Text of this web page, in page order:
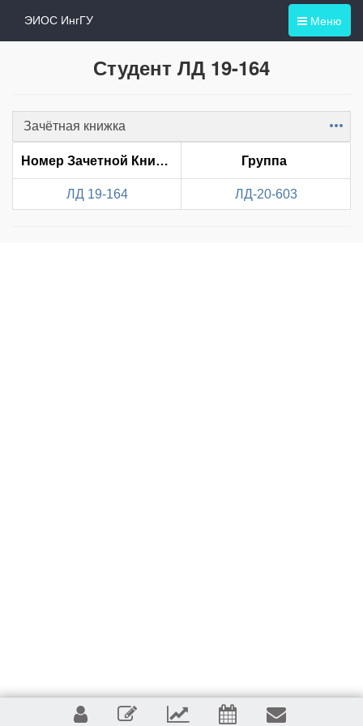
Меню
ЭИОС ИнгГУ
Студент ЛД 19-164
Зачётная книжка Item
Номер Зачетной Книжки Группа
ЛД 19-164 ЛД-20-603